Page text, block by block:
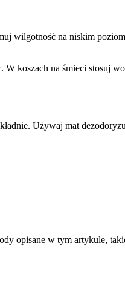
wilgotność na niskim
koszach na śmieci stosuj
Używaj mat
opisane w tym artykule,